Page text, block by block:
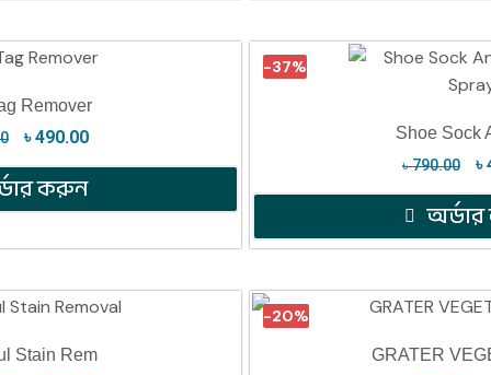
Remover
৳490.00
করুন
-37%
Shoe Sock
৳790.00 ৳
Stain Rem
-20%
GRATER